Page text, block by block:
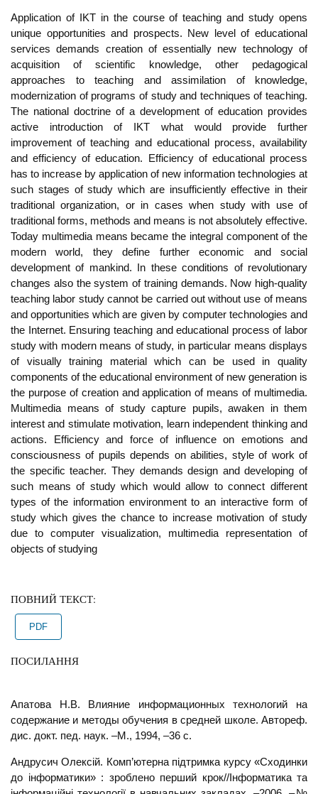
Application of IKT in the course of teaching and study opens
unique opportunities and prospects. New level of educational
services demands creation of essentially new technology of
acquisition of scientific knowledge, other pedagogical
approaches to teaching and assimilation of knowledge,
modernization of programs of study and techniques of teaching.
The national doctrine of a development of education provides
active introduction of IKT what would provide further
improvement of teaching and educational process, availability
and efficiency of education. Efficiency of educational process
has to increase by application of new information technologies at
such stages of study which are insufficiently effective in their
traditional organization, or in cases when study with use of
traditional forms, methods and means is not absolutely effective.
Today multimedia means became the integral component of the
modern world, they define further economic and social
development of mankind. In these conditions of revolutionary
changes also the system of training demands. Now high-quality
teaching labor study cannot be carried out without use of means
and opportunities which are given by computer technologies and
the Internet. Ensuring teaching and educational process of labor
study with modern means of study, in particular means displays
of visually training material which can be used in quality
components of the educational environment of new generation is
the purpose of creation and application of means of multimedia.
Multimedia means of study capture pupils, awaken in them
interest and stimulate motivation, learn independent thinking and
actions. Efficiency and force of influence on emotions and
consciousness of pupils depends on abilities, style of work of
the specific teacher. They demands design and developing of
such means of study which would allow to connect different
types of the information environment to an interactive form of
study which gives the chance to increase motivation of study
due to computer visualization, multimedia representation of
objects of studying
ПОВНИЙ ТЕКСТ:
PDF
ПОСИЛАННЯ
Апатова Н.В. Влияние информационных технологий на
содержание и методы обучения в средней школе. Автореф.
дис. докт. пед. наук. –М., 1994, –36 с.
Андрусич Олексій. Комп’ютерна підтримка курсу «Сходинки
до інформатики» : зроблено перший крок//Інформатика та